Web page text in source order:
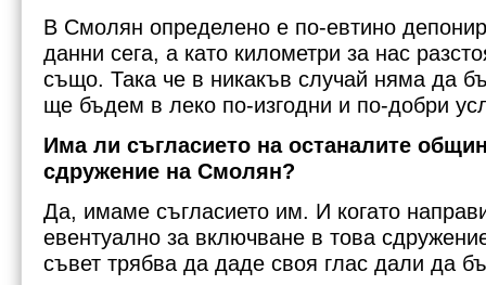
В Смолян определено е по-евтино
данни сега, а като километри за нас
също. Така че в никакъв случай няма да
ще бъдем в леко по-изгодни и по-добри
Има ли съгласието на останалите
сдружение на Смолян?
Да, имаме съгласието им. И когато
евентуално за включване в това
съвет трябва да даде своя глас дали да